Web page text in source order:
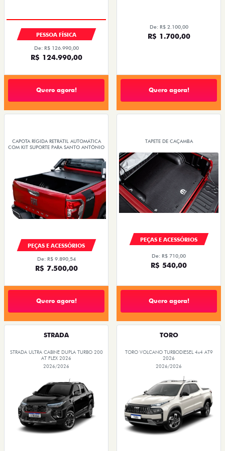
PESSOA FÍSICA
De: R$ 126.990,00
R$ 124.990,00
Quero agora!
De: R$ 2.100,00
R$ 1.700,00
Quero agora!
CAPOTA RÍGIDA RETRÁTIL AUTOMÁTICA
COM KIT SUPORTE PARA SANTO ANTÔNIO
PEÇAS E ACESSÓRIOS
De: R$ 9.890,54
R$ 7.500,00
Quero agora!
TAPETE DE CAÇAMBA
PEÇAS E ACESSÓRIOS
De: R$ 710,00
R$ 540,00
Quero agora!
STRADA
STRADA ULTRA CABINE DUPLA TURBO 200
AT FLEX 2026
2026/2026
TORO
TORO VOLCANO TURBODIESEL 4x4 AT9
2026
2026/2026